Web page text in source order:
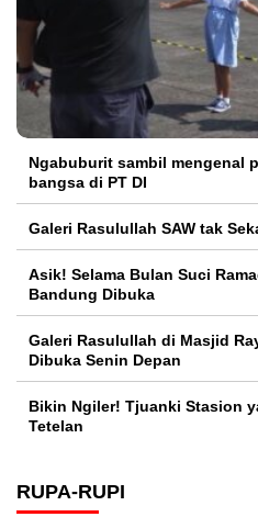
Ngabuburit sambil mengenal
bangsa di PT DI
Galeri Rasulullah SAW tak
Asik! Selama Bulan Suci
Bandung Dibuka
Galeri Rasulullah di Masjid
Dibuka Senin Depan
Bikin Ngiler! Tjuanki Stasion
Tetelan
RUPA-RUPI